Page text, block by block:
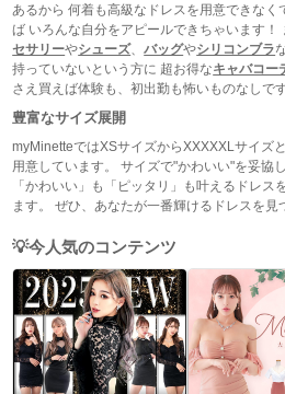
あるから 何着も高級なドレスを用意できな
ば いろんな自分をアピールできちゃいます！
セサリーやシューズ、バッグやシリコンブラ
持っていないという方に 超お得なキャバコー
さえ買えば体験も、初出勤も怖いものなしで
豊富なサイズ展開
myMinetteではXSサイズからXXXXXLサイズ
用意しています。 サイズで"かわいい"を妥協
「かわいい」も「ピッタリ」も叶えるドレ
ます。 ぜひ、あなたが一番輝けるドレスを
今人気のコンテンツ